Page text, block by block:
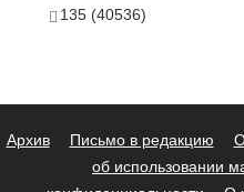
135 (40536)
Архив Письмо в редакцию
об использовании